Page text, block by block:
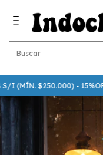
$250.000) - 15%OFF